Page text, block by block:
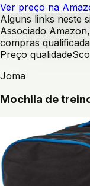
Ver preço na
Alguns links neste
Associado
compras
Preço qualidade
Joma
Mochila de